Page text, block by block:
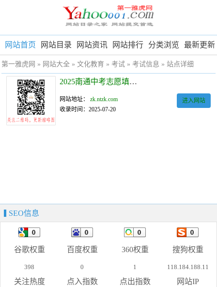
网站首页 网站目录 网站资讯 网站排行 分类浏览 最新更新
第一雅虎网 » 网站大全 » 文化教育 » 考试 » 考试信息 » 站点详细
2025南通中考志愿填报入口
网站地址：zk.ntzk.com
收录时间：2025-07-20
进入网站
SEO信息
谷歌权重 百度权重 360权重 搜狗权重
398
关注热度
0
点入指数
1
点出指数
118.184.188.11
网站IP